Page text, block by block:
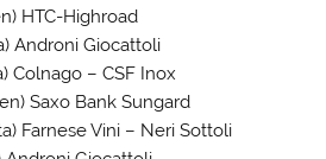
HTC-Highroad
Androni Giocattoli
Colnago – CSF Inox
Saxo Bank Sungard
Farnese Vini – Neri Sottoli